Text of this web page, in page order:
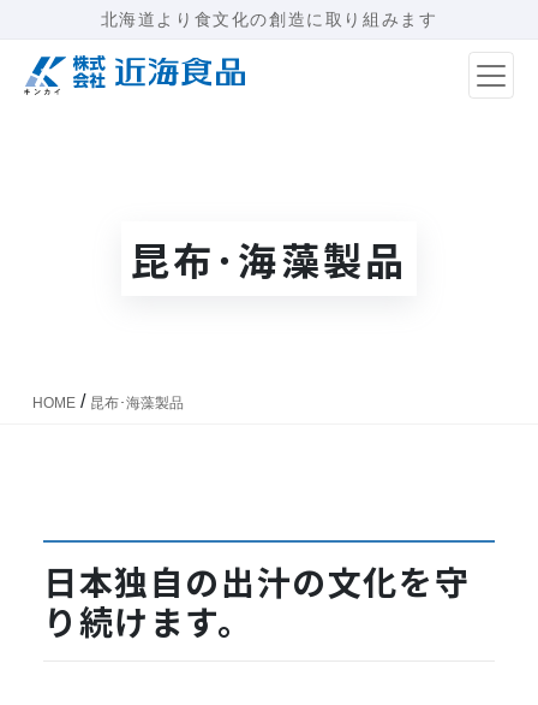
北海道より食文化の創造に取り組みます
メインナビゲーション
昆布･海藻製品
HOME / 昆布･海藻製品
日本独自の出汁の文化を守
り続けます。